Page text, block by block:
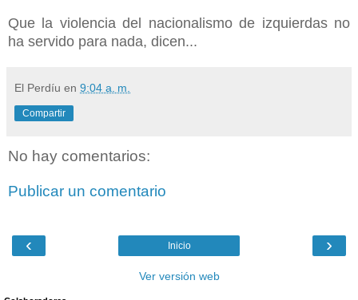
Que la violencia del nacionalismo de izquierdas no
ha servido para nada, dicen...
El Perdíu en 9:04 a. m.
Compartir
No hay comentarios:
Publicar un comentario
‹ ›
Inicio
Ver versión web